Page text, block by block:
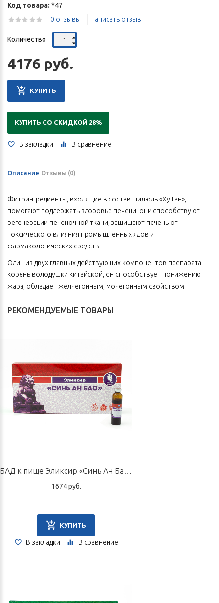
Код товара: *47
0 отзывы
Написать отзыв
Количество
4176 руб.
КУПИТЬ
КУПИТЬ СО СКИДКОЙ 28%
В закладки В сравнение
Описание Отзывы (0)
Фитоингредиенты, входящие в состав пилюль «Ху Ган»,
помогают поддержать здоровье печени: они способствуют
регенерации печеночной ткани, защищают печень от
токсического влияния промышленных ядов и
фармакологических средств.
Один из двух главных действующих компонентов препарата —
корень володушки китайской, он способствует понижению
жара, обладает желчегонным, мочегонным свойством.
выведению токсинов.
Улучшают самочувствие, способствуют устранению
затруднения при мочеиспускании. Поднимают настроение,
улучшают качество сна.
Пилюли «Ху Ган» применяются в качестве источника
флавоноидов, дубильных веществ (танинов), схизандрина.
сухость, изгоняют сырость с мочой, улучшают качество сна за
Способ применения и дозы
РЕКОМЕНДУЕМЫЕ ТОВАРЫ
БАД к пище Эликсир «Синь Ан Бао», 10 флаконов по 10 мл
1674 руб.
КУПИТЬ
В закладки В сравнение